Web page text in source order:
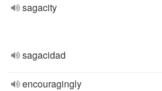
sagacity
sagacidad
encouragingly